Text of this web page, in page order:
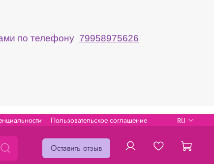
по телефону 79958975626
Пользовательское соглашение RU
Оставить отзыв